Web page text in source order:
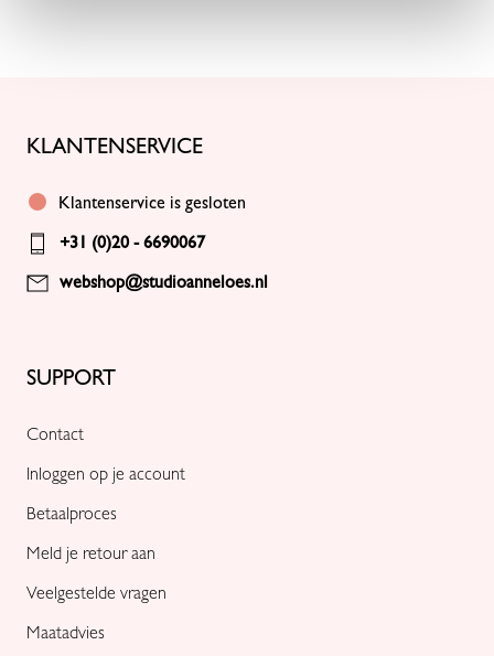
dagen. Dankzij het licht doorschijnende karakter is dit item
ronde hals en gouden knopen geven het ontwerp een
vrouwelijke en verfijnde afwerking.
bekend om zijn ademende eigenschappen. Hierdoor is het vest
SUPPORT
Contact
Inloggen op je account
Betaalproces
Meld je retour aan
Veelgestelde vragen
Maatadvies
KLANTENSERVICE
Klantenservice is gesloten
+31 (0)20 - 6690067
webshop@studioanneloes.nl